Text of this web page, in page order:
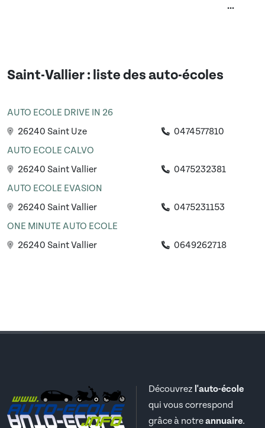
...
Saint-Vallier: liste des auto-écoles
AUTO ECOLE DRIVE IN 26
26240 Saint Uze
0474577810
AUTO ECOLE CALVO
26240 Saint Vallier
0475232381
AUTO ECOLE EVASION
26240 Saint Vallier
0475231153
ONE MINUTE AUTO ECOLE
26240 Saint Vallier
0649262718
Découvrez l'auto-école
qui vous correspond
grâce à notreannuaire.